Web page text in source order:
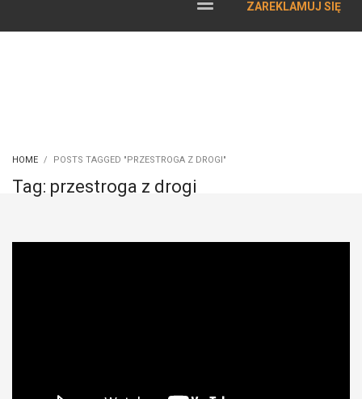
ZAREKLAMUJ SIĘ
HOME POSTS TAGGED "PRZESTROGA Z DROGI"
Tag: przestroga z drogi